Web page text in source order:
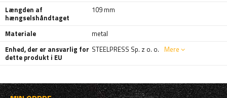
Længden af
hængselshåndtaget
109 mm
Materiale
metal
Enhed, der er ansvarlig for
dette produkt i EU
STEELPRESS Sp. z o. o. Mere